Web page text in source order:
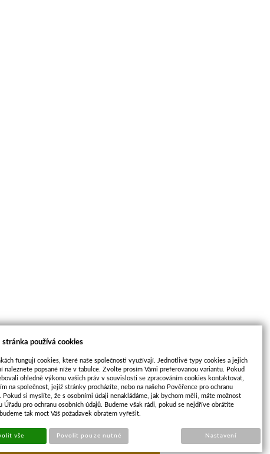
Sun-shop
stránka používá cookies
fungují cookies, které naše společnosti využívají. Jednotlivé typy cookies a jejich
naleznete popsané níže v tabulce. Zvolte prosím Vámi preferovanou variantu. Pokud
ohledně výkonu vašich práv v souvislosti se zpracováním cookies kontaktovat,
na společnost, jejíž stránky procházíte, nebo na našeho Pověřence pro ochranu
Pokud si myslíte, že s osobními údaji nenakládáme, jak bychom měli, máte možnost
Úřadu pro ochranu osobních údajů. Budeme však rádi, pokud se nejdříve obrátíte
tak moct Váš požadavek obratem vyřešit.
vše Povolit pouze nutné Nastavení